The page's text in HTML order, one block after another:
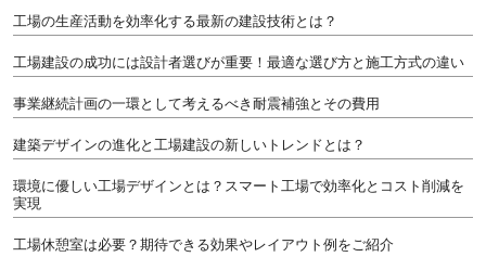
工場の生産活動を効率化する最新の建設技術とは？
工場建設の成功には設計者選びが重要！最適な選び方と施工方式の違い
事業継続計画の一環として考えるべき耐震補強とその費用
建築デザインの進化と工場建設の新しいトレンドとは？
環境に優しい工場デザインとは？スマート工場で効率化とコスト削減を
実現
工場休憩室は必要？期待できる効果やレイアウト例をご紹介